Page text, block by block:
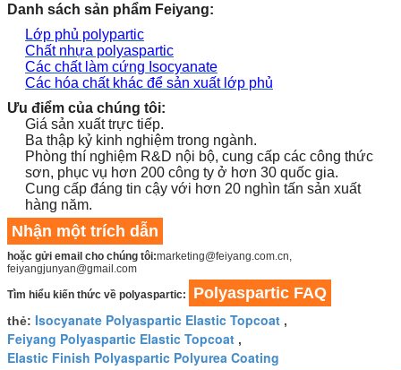
Danh sách sản phẩm Feiyang:
Lớp phủ polypartic
Chất nhựa polyaspartic
Các chất làm cứng Isocyanate
Các hóa chất khác để sản xuất lớp phủ
Ưu điểm của chúng tôi:
Giá sản xuất trực tiếp.
Ba thập kỷ kinh nghiệm trong ngành.
Phòng thí nghiệm R&D nội bộ, cung cấp các công thức
sơn, phục vụ hơn 200 công ty ở hơn 30 quốc gia.
Cung cấp đáng tin cậy với hơn 20 nghìn tấn sản xuất
hàng năm.
Nhận một trích dẫn
hoặc gửi email cho chúng tôi:marketing@feiyang.com.cn,
feiyangjunyan@gmail.com
Tìm hiểu kiến thức về polyaspartic: Polyaspartic FAQ
thẻ: Isocyanate Polyaspartic Elastic Topcoat ,
Feiyang Polyaspartic Elastic Topcoat ,
Elastic Finish Polyaspartic Polyurea Coating